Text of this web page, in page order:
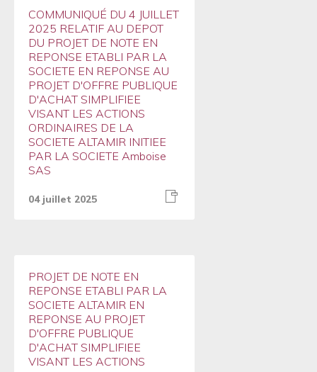
COMMUNIQUÉ DU 4 JUILLET
2025 RELATIF AU DEPOT
DU PROJET DE NOTE EN
REPONSE ETABLI PAR LA
SOCIETE EN REPONSE AU
PROJET D'OFFRE PUBLIQUE
D'ACHAT SIMPLIFIEE
VISANT LES ACTIONS
ORDINAIRES DE LA
SOCIETE ALTAMIR INITIEE
PAR LA SOCIETE Amboise
SAS
04 juillet 2025
PROJET DE NOTE EN
REPONSE ETABLI PAR LA
SOCIETE ALTAMIR EN
REPONSE AU PROJET
D'OFFRE PUBLIQUE
D'ACHAT SIMPLIFIEE
VISANT LES ACTIONS